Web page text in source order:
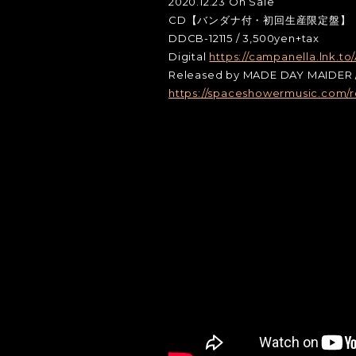
CD【バンダナ付・初回生産限定盤】
DDCB-12115 / 3,500yen+tax
Digital https://campanella.lnk.to/
Released by MADE DAY MAIDER
https://spaceshowermusic.com/